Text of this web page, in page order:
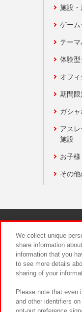
施設
ゲーム
テー
体験
オフ
期間
ガシ
アス
施設
お子
その
We collect unique
share information
information that you
to see more details
sharing of your
Please note that even
and other identifiers